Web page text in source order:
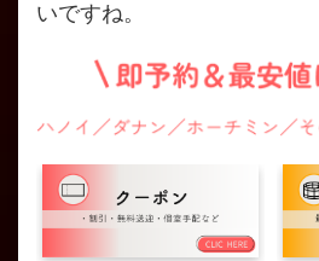
いですね。